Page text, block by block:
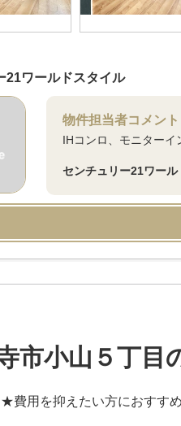
21ワールドスタイル
物件担当者コメント
IHコンロ、モニターイ
センチュリー21ワール
市小山５丁目
費用を抑えたい方におすす